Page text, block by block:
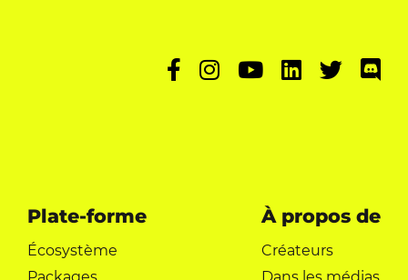
Plate-forme
Écosystème
Packages
À propos de
Créateurs
Dans les médias